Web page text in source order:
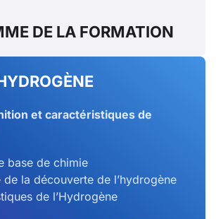
DE LA FORMATION
et caractéristiques de
base de chimie
de la découverte de l’hydrogène
de l’Hydrogène